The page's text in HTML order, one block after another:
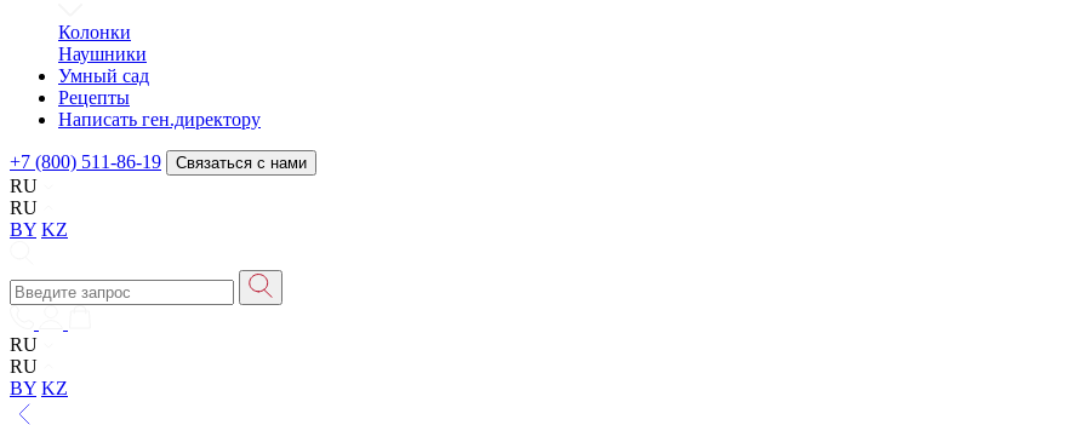
Колонки
Наушники
Умный сад
Рецепты
Написать ген.директору
+7 (800) 511-86-19 Связаться с нами
RU
RU
BY KZ
RU
RU
BY KZ